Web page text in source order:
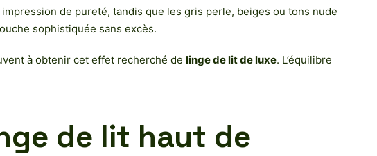
de pureté, tandis que les gris perle, beiges ou tons nude
sophistiquée sans excès.
à obtenir cet effet recherché de linge de lit de luxe. L’équilibre
de lit haut de